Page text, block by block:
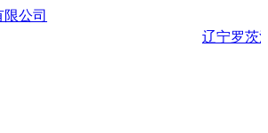
辽宁罗茨